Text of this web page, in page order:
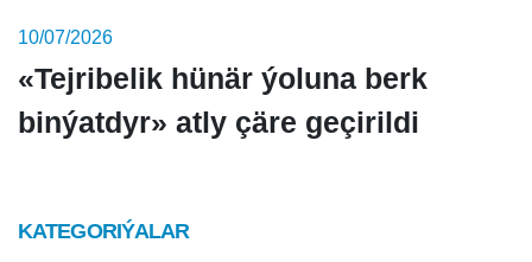
10/07/2026
«Tejribelik hünär ýoluna berk
binýatdyr» atly çäre geçirildi
KATEGORIÝALAR